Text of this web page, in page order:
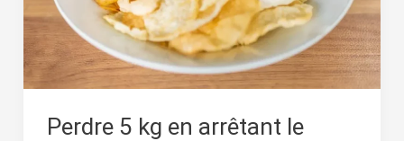
Perdre 5 kg en arrêtant le
grignotage
explications